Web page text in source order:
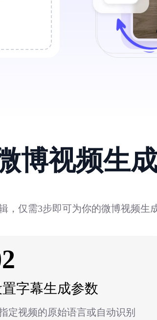
博视频生
，仅需3步即可为你的微博视频生
字幕生成参数
定视频的原始语言或自动识别